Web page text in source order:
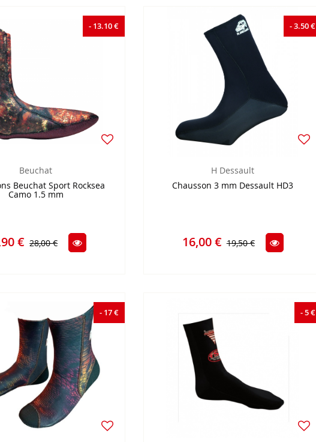
- 13.10 €
Beuchat
Beuchat Sport Rocksea
Camo 1.5 mm
€ 28,00 €
- 3.50 €
H Dessault
Chausson 3 mm Dessault HD3
16,00 € 19,50 €
- 17 € - 5 €